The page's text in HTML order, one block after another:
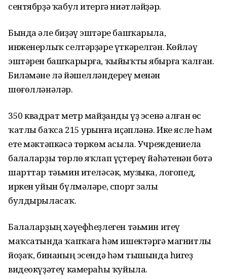
сентябрҙә ҡабул итергә ниәтләйҙәр.
Бында әле биҙәү эштәре башҡарыла,
инженерлыҡ селтәрҙәре үткәрелгән. Көйләү
эштәрен башҡарырға, ҡыйыҡты ябырға ҡалған.
Биләмәне лә йәшелләндереү менән
шөғөлләнәләр.
350 квадрат метр майҙанды үҙ эсенә алған өс
ҡатлы баҡса 215 урынға иҫәпләнә. Ике ясле һәм
ете мәктәпкәсә төркөм асыла. Учреждениела
балаларҙы төрлө яҡлап үҫтереү йәһәтенән бөтә
шарттар тәьмин ителәсәк, музыка, логопед,
иркен уйын бүлмәләре, спорт залы
булдырыласаҡ.
Балаларҙың хәүефһеҙлеген тәьмин итеү
маҡсатында ҡапҡаға һәм ишектәргә магнитлы
йоҙаҡ, бинаның эсендә һәм тышында һигеҙ
видеокүҙәтеү камераһы ҡуйыла.